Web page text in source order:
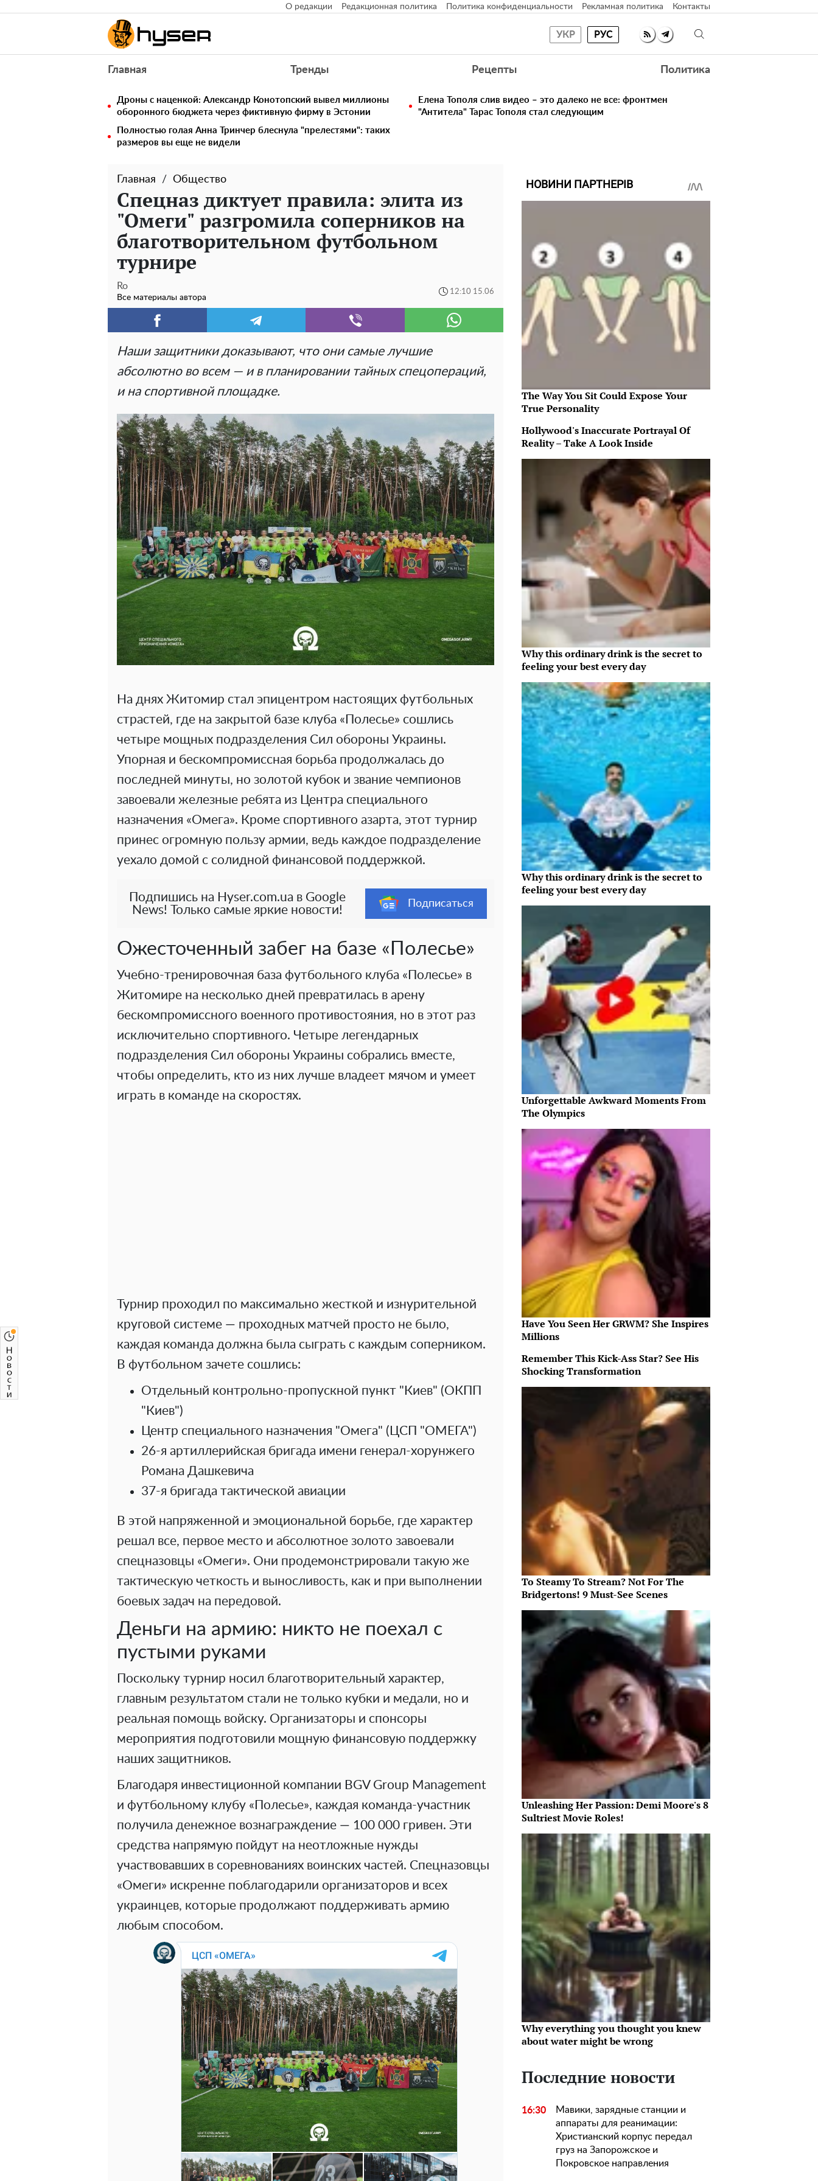
О редакции Редакционная политика Политика конфиденциальности Рекламная политика Контакты
УКР РУС
Главная Тренды Рецепты Политика
Дроны с наценкой: Александр Конотопский вывел миллионы
оборонного бюджета через фиктивную фирму в Эстонии
Елена Тополя слив видео – это далеко не все: фронтмен
"Антитела" Тарас Тополя стал следующим
Полностью голая Анна Тринчер блеснула "прелестями": таких
размеров вы еще не видели
Главная Общество
Спецназ диктует правила: элита из
"Омеги" разгромила соперников на
благотворительном футбольном
турнире
Ro
Все материалы автора
12:10 15.06
Наши защитники доказывают, что они самые лучшие
абсолютно во всем — и в планировании тайных спецопераций,
и на спортивной площадке.
На днях Житомир стал эпицентром настоящих футбольных
страстей, где на закрытой базе клуба «Полесье» сошлись
четыре мощных подразделения Сил обороны Украины.
Упорная и бескомпромиссная борьба продолжалась до
последней минуты, но золотой кубок и звание чемпионов
завоевали железные ребята из Центра специального
назначения «Омега». Кроме спортивного азарта, этот турнир
принес огромную пользу армии, ведь каждое подразделение
уехало домой с солидной финансовой поддержкой.
Подпишись на Hyser.com.ua в Google
News! Только самые яркие новости!
Подписаться
Ожесточенный забег на базе «Полесье»
Учебно-тренировочная база футбольного клуба «Полесье» в
Житомире на несколько дней превратилась в арену
бескомпромиссного военного противостояния, но в этот раз
исключительно спортивного. Четыре легендарных
подразделения Сил обороны Украины собрались вместе,
чтобы определить, кто из них лучше владеет мячом и умеет
играть в команде на скоростях.
Турнир проходил по максимально жесткой и изнурительной
круговой системе — проходных матчей просто не было,
каждая команда должна была сыграть с каждым соперником.
В футбольном зачете сошлись:
Отдельный контрольно-пропускной пункт "Киев" (ОКПП
"Киев")
Центр специального назначения "Омега" (ЦСП "ОМЕГА")
26-я артиллерийская бригада имени генерал-хорунжего
Романа Дашкевича
37-я бригада тактической авиации
В этой напряженной и эмоциональной борьбе, где характер
решал все, первое место и абсолютное золото завоевали
спецназовцы «Омеги». Они продемонстрировали такую ​​же
тактическую четкость и выносливость, как и при выполнении
боевых задач на передовой.
Деньги на армию: никто не поехал с
пустыми руками
Поскольку турнир носил благотворительный характер,
главным результатом стали не только кубки и медали, но и
реальная помощь войску. Организаторы и спонсоры
мероприятия подготовили мощную финансовую поддержку
наших защитников.
Благодаря инвестиционной компании BGV Group Management
и футбольному клубу «Полесье», каждая команда-участник
получила денежное вознаграждение — 100 000 гривен. Эти
средства напрямую пойдут на неотложные нужды
участвовавших в соревнованиях воинских частей. Спецназовцы
«Омеги» искренне поблагодарили организаторов и всех
украинцев, которые продолжают поддерживать армию
любым способом.
НОВИНИ ПАРТНЕРІВ
The Way You Sit Could Expose Your
True Personality
Hollywood's Inaccurate Portrayal Of
Reality – Take A Look Inside
Why this ordinary drink is the secret to
feeling your best every day
Why this ordinary drink is the secret to
feeling your best every day
Unforgettable Awkward Moments From
The Olympics
Have You Seen Her GRWM? She Inspires
Millions
Remember This Kick-Ass Star? See His
Shocking Transformation
To Steamy To Stream? Not For The
Bridgertons! 9 Must-See Scenes
Unleashing Her Passion: Demi Moore's 8
Sultriest Movie Roles!
Why everything you thought you knew
about water might be wrong
Последние новости
16:30
Мавики, зарядные станции и
аппараты для реанимации:
Христианский корпус передал
груз на Запорожское и
Покровское направления